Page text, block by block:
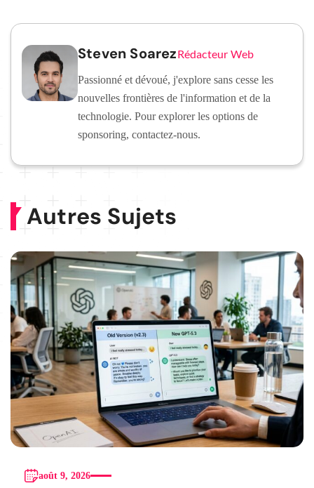
Steven SoarezRédacteur Web
Passionné et dévoué, j'explore sans cesse les
nouvelles frontières de l'information et de la
technologie. Pour explorer les options de
sponsoring, contactez-nous.
Autres Sujets
août 9, 2026